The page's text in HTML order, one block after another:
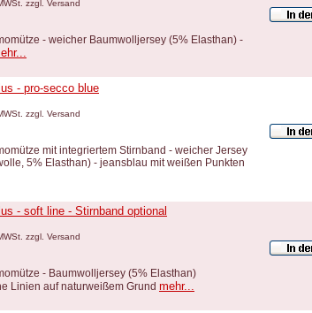
zzgl. Versand
- weicher Baumwolljersey (5% Elasthan) -
- pro-secco blue
zzgl. Versand
mit integriertem Stirnband - weicher Jersey
5% Elasthan) - jeansblau mit weißen Punkten
- soft line - Stirnband optional
zzgl. Versand
- Baumwolljersey (5% Elasthan)
Linien auf naturweißem Grund mehr...